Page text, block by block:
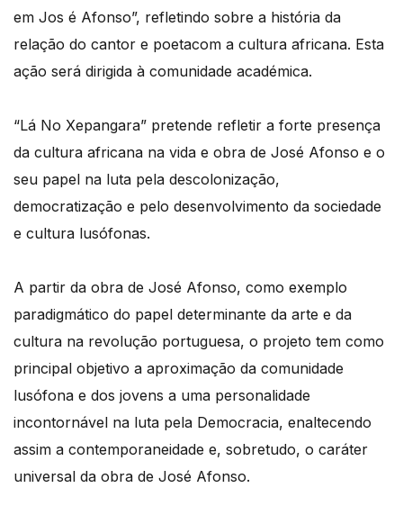
em Jos é Afonso”, refletindo sobre a história da
relação do cantor e poetacom a cultura africana. Esta
ação será dirigida à comunidade académica.
“Lá No Xepangara” pretende refletir a forte presença
da cultura africana na vida e obra de José Afonso e o
seu papel na luta pela descolonização,
democratização e pelo desenvolvimento da sociedade
e cultura lusófonas.
A partir da obra de José Afonso, como exemplo
paradigmático do papel determinante da arte e da
cultura na revolução portuguesa, o projeto tem como
principal objetivo a aproximação da comunidade
lusófona e dos jovens a uma personalidade
incontornável na luta pela Democracia, enaltecendo
assim a contemporaneidade e, sobretudo, o caráter
universal da obra de José Afonso.